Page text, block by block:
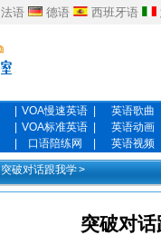
法语 德语 西班牙语
VOA慢速英语 英语歌曲
VOA标准英语 英语动画
口语陪练网 英语视频
突破对话跟我学>
突破对